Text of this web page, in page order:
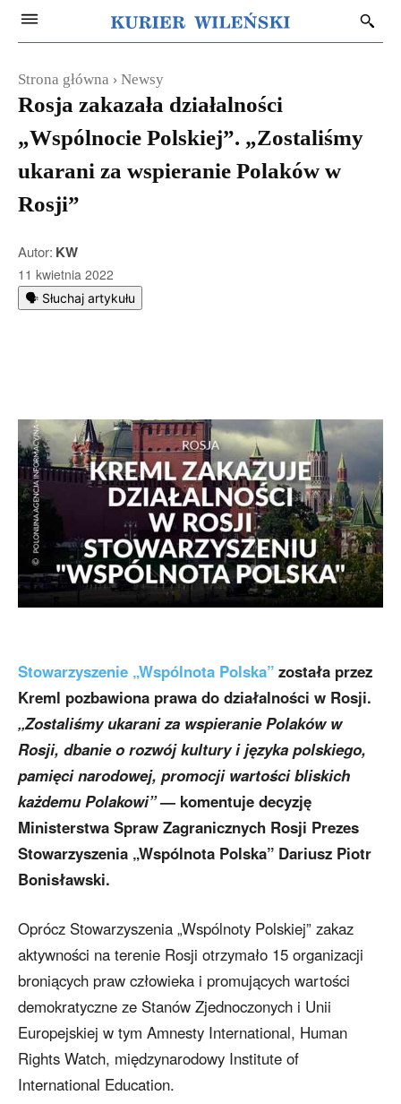
Strona główna Newsy
Rosja zakazała działalności
„Wspólnocie Polskiej”. „Zostaliśmy
ukarani za wspieranie Polaków w
Rosji”
Autor: KW
11 kwietnia 2022
🗣️ Słuchaj artykułu
Stowarzyszenie „Wspólnota Polska” została przez
Kreml pozbawiona prawa do działalności w Rosji.
„Zostaliśmy ukarani za wspieranie Polaków w
Rosji, dbanie o rozwój kultury i języka polskiego,
pamięci narodowej, promocji wartości bliskich
każdemu Polakowi”— komentuje decyzję
Ministerstwa Spraw Zagranicznych Rosji Prezes
Stowarzyszenia „Wspólnota Polska” Dariusz Piotr
Bonisławski.
Oprócz Stowarzyszenia „Wspólnoty Polskiej” zakaz
aktywności na terenie Rosji otrzymało 15 organizacji
broniących praw człowieka i promujących wartości
demokratyczne ze Stanów Zjednoczonych i Unii
Europejskiej w tym Amnesty International, Human
Rights Watch, międzynarodowy Institute of
International Education.